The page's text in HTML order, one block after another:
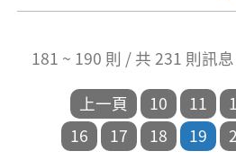
181 ~ 190 則 / 共 231 則訊息